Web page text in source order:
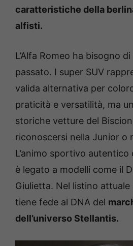
caratteristiche della
alfisti.
L’Alfa Romeo ha bisogno
passato. I super SUV
valida alternativa per
praticità e versatilità, ma
storiche vetture del
riconoscersi nella Junior o
L’animo sportivo autentico
è legato a modelli come il
Giulietta. Nel listino attuale
tiene fede al DNA del
dell’universo Stellantis.